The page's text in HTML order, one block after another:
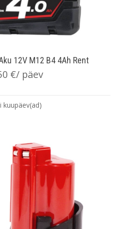
12V M12 B4 4Ah Rent
€/ päev
kuupäev(ad)